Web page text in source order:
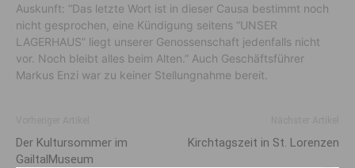
Auskunft: “Das letzte Wort ist in dieser Causa bestimmt noch
nicht gesprochen, eine Kündigung seitens “UNSER
LAGERHAUS” liegt unserer Genossenschaft jedenfalls nicht
vor. Noch bleibt alles beim Alten.” Auch Geschäftsführer
Markus Enzi war zu keiner Stellungnahme bereit.
Der Kultursommer im
GailtalMuseum
Kirchtagszeit in St. Lorenzen